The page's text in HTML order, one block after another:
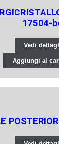
17504-
Vedi
Aggiungi al